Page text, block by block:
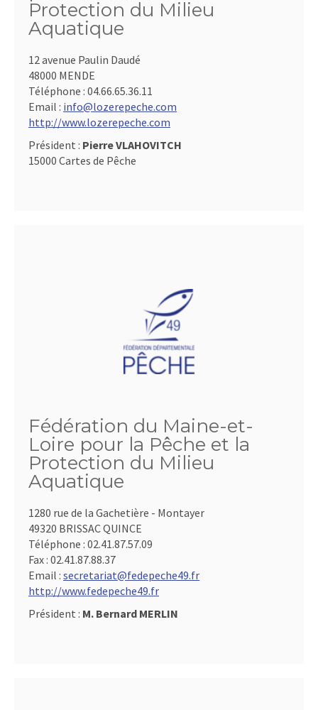
Protection du Milieu
Aquatique
12 avenue Paulin Daudé
48000 MENDE
Téléphone : 04.66.65.36.11
Email : info@lozerepeche.com
http://www.lozerepeche.com
Président : Pierre VLAHOVITCH
15000 Cartes de Pêche
Fédération du Maine-et-
Loire pour la Pêche et la
Protection du Milieu
Aquatique
1280 rue de la Gachetière - Montayer
49320 BRISSAC QUINCE
Téléphone : 02.41.87.57.09
Fax : 02.41.87.88.37
Email : secretariat@fedepeche49.fr
http://www.fedepeche49.fr
Président : M. Bernard MERLIN